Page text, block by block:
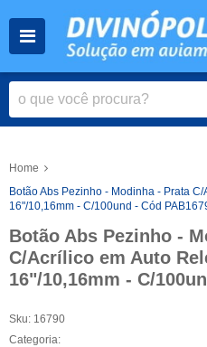
Home
Botão Abs Pezinho - Modinha - Prata
16"/10,16mm - C/100und - Cód
Botão Abs Pezinho -
C/Acrílico em Auto
16"/10,16mm - C/
Sku: 16790
Categoria: